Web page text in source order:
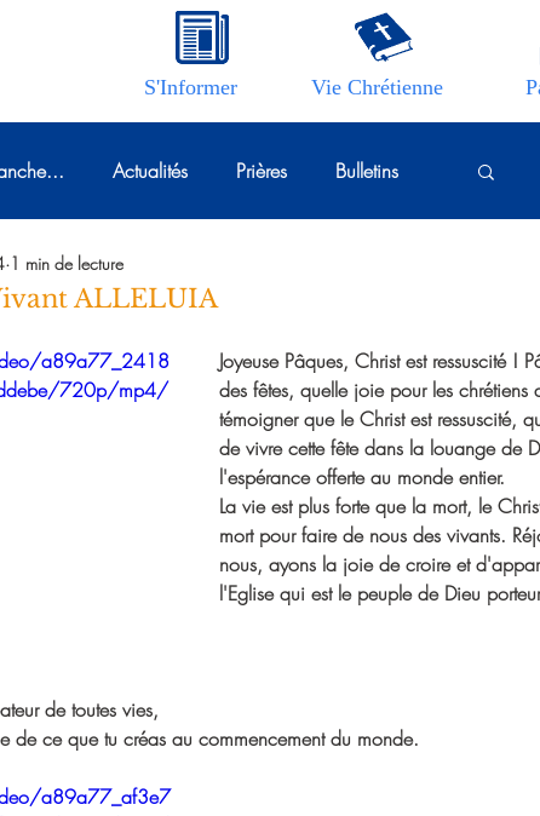
S'Informer Vie Chrétienne
Actualités Prières Bulletins
ALLELUIA
1 min de lecture
a89a77_2418
720p/mp4/
Joyeuse Pâques, Christ est ressuscité !
des fêtes, quelle joie pour les chrétiens
témoigner que le Christ est ressuscité,
de vivre cette fête dans la louange de
l'espérance offerte au monde entier.
La vie est plus forte que la mort, le
mort pour faire de nous des vivants.
nous, ayons la joie de croire et
l'Eglise qui est le peuple de Dieu
de toutes vies,
de ce que tu créas au commencement du monde.
a89a77_af3e7